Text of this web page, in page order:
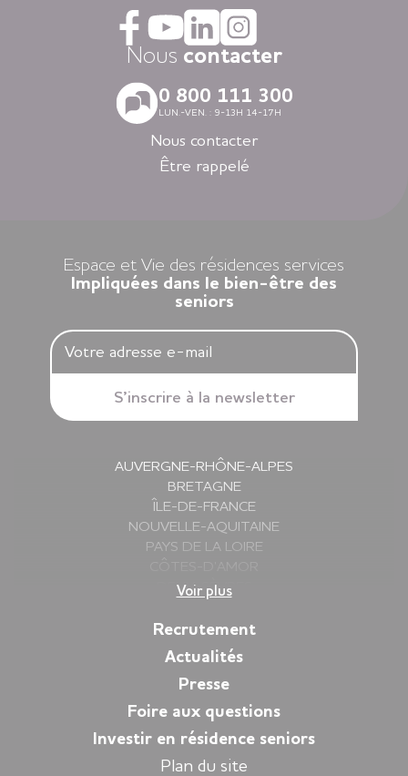
coordination médicale inclues. Faites le choix du confort
avec la restauration, la blanchisserie, l’espace coiffure-beauté
ou l’espace forme et détente à votre disposition dans vos
espaces communs.
Avec nos logements modernes et spécialement adaptés aux
personnes âgées vous vivez en toute autonomie dans des
villes agréables et des environnements soigneusement
sélectionnés en Nouvelle-Aquitaine, en Auvergne-Rhône-
Alpes, en Ile-de-France, en Bretagne et dans les Pays de la
Nous contacter
0 800 111 300
LUN.-VEN. : 9-13H 14-17H
Nous contacter
Être rappelé
Espace et Vie des résidences services
Impliquées dans le bien-être des
seniors
AUVERGNE-RHÔNE-ALPES
BRETAGNE
ÎLE-DE-FRANCE
NOUVELLE-AQUITAINE
PAYS DE LA LOIRE
DEUX-SÈVRES
GIRONDE
HAUTE-SAVOIE
ISÈRE
LOIRE
LOIRE-ATLANTIQUE
MORBIHAN
PYRÉNÉES-ATLANTIQUES
Voir plus
Recrutement
Actualités
Presse
Foire aux questions
Investir en résidence seniors
Plan du site